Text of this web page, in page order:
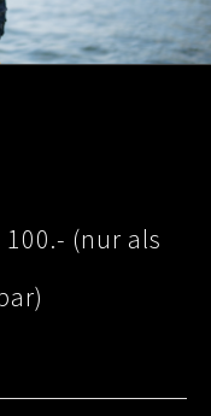
(nur als